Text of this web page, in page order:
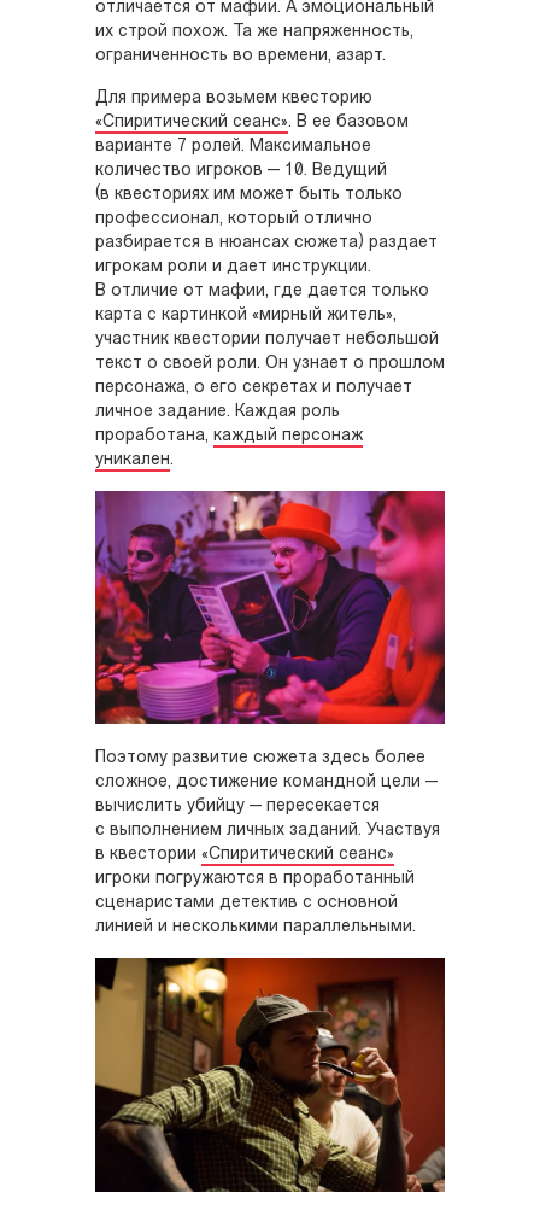
отличается от мафии. А эмоциональный
их строй похож. Та же напряженность,
ограниченность во времени, азарт.
Для примера возьмем квесторию
«Спиритический сеанс». В ее базовом
варианте 7 ролей. Максимальное
количество игроков — 10. Ведущий
(в квесториях им может быть только
профессионал, который отлично
разбирается в нюансах сюжета) раздает
игрокам роли и дает инструкции.
В отличие от мафии, где дается только
карта с картинкой «мирный житель»,
участник квестории получает небольшой
текст о своей роли. Он узнает о прошлом
персонажа, о его секретах и получает
личное задание. Каждая роль
проработана, каждый персонаж
уникален.
Поэтому развитие сюжета здесь более
сложное, достижение командной цели —
вычислить убийцу — пересекается
с выполнением личных заданий. Участвуя
в квестории «Спиритический сеанс»
игроки погружаются в проработанный
сценаристами детектив с основной
линией и несколькими параллельными.